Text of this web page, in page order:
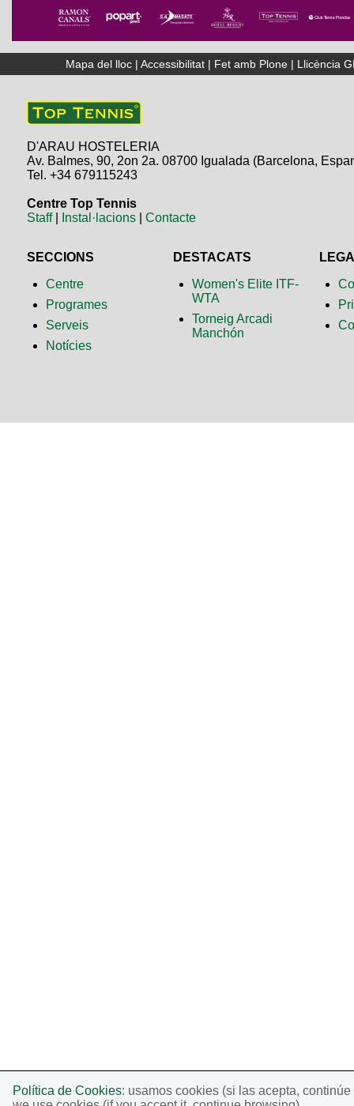
Mapa del lloc| Accessibilitat| Fet amb Plone| Llicència
D'ARAU HOSTELERIA
Av. Balmes, 90, 2on 2a. 08700 Igualada (Barcelona,
Tel. +34 679115243
Centre Top Tennis
Staff| Instal·lacions |Contacte
SECCIONS
Centre
Programes
Serveis
Notícies
DESTACATS
Women's Elite ITF-
WTA
Torneig Arcadi
Manchón
Política de Cookies: usamos cookies (si las acepta,